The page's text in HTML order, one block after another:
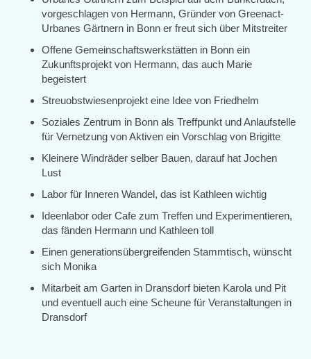
vorgeschlagen von Hermann, Gründer von Greenact-
Urbanes Gärtnern in Bonn er freut sich über Mitstreiter
Offene Gemeinschaftswerkstätten in Bonn ein
Zukunftsprojekt von Hermann, das auch Marie
begeistert
Streuobstwiesenprojekt eine Idee von Friedhelm
Soziales Zentrum in Bonn als Treffpunkt und Anlaufstelle
für Vernetzung von Aktiven ein Vorschlag von Brigitte
Kleinere Windräder selber Bauen, darauf hat Jochen
Lust
Labor für Inneren Wandel, das ist Kathleen wichtig
Ideenlabor oder Cafe zum Treffen und Experimentieren,
das fänden Hermann und Kathleen toll
Einen generationsübergreifenden Stammtisch, wünscht
sich Monika
Mitarbeit am Garten in Dransdorf bieten Karola und Pit
und eventuell auch eine Scheune für Veranstaltungen in
Dransdorf